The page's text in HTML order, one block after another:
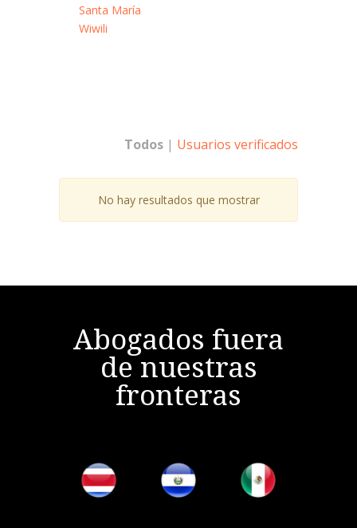
Santa María
Wiwili
Todos | Usuarios verificados
No hay resultados que mostrar
Abogados fuera
de nuestras
fronteras